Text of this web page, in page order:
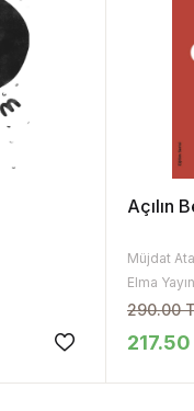
Açılın
Müjdat
Elma
290.00